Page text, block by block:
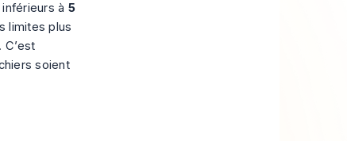
à 5
limites plus
. C’est
soient